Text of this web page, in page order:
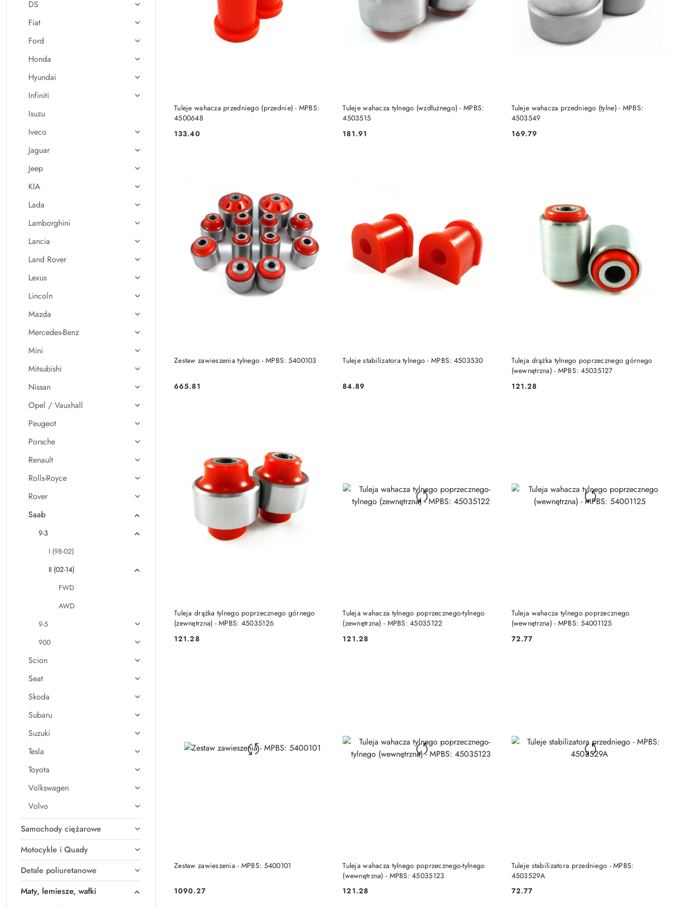
DS
Fiat
Ford
Honda
Hyundai
Infiniti
Isuzu
Iveco
Jaguar
Jeep
KIA
Lada
Lamborghini
Lancia
Land Rover
Lexus
Lincoln
Mazda
Mercedes-Benz
Mini
Mitsubishi
Nissan
Opel / Vauxhall
Peugeot
Porsche
Renault
Rolls-Royce
Rover
Saab
9-3
I (98-02)
II (02-14)
FWD
AWD
9-5
900
Scion
Seat
Skoda
Subaru
Suzuki
Tesla
Toyota
Volkswagen
Volvo
Samochody ciężarowe
Motocykle i Quady
Detale poliuretanowe
Maty, lemiesze, wałki
Tuleje wahacza przedniego (przednie) - MPBS:
4500648
Cena:
133.40
DO KOSZYKA
Tuleje wahacza tylnego (wzdłużnego) - MPBS:
4503515
Cena:
181.91
DO KOSZYKA
Tuleje wahacza przedniego (tylne) - MPBS:
4503549
Cena:
169.79
DO KOSZYKA
Zestaw zawieszenia tylnego - MPBS: 5400103
Cena:
665.81
DO KOSZYKA Tuleje stabilizatora tylnego - MPBS: 4503530
Cena:
84.89
DO KOSZYKA
Tuleja drążka tylnego poprzecznego górnego
(wewnętrzna) - MPBS: 45035127
Cena:
121.28
Tuleja drążka tylnego poprzecznego górnego
(zewnętrzna) - MPBS: 45035126
Cena:
121.28
Tuleja wahacza tylnego poprzecznego-tylnego
(zewnętrzna) - MPBS: 45035122
Cena:
121.28
Tuleja wahacza tylnego poprzecznego
(wewnętrzna) - MPBS: 54001125
Cena:
72.77
Zestaw zawieszenia - MPBS: 5400101
Cena:
1090.27
DO KOSZYKA
Tuleja wahacza tylnego poprzecznego-tylnego
(wewnętrzna) - MPBS: 45035123
Cena:
121.28
Tuleje stabilizatora przedniego - MPBS:
4503529A
Cena:
72.77
DO KOSZYKA